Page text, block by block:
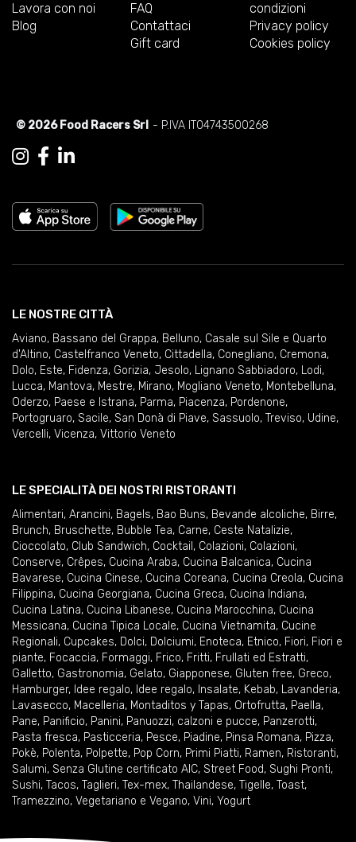
Lavora con noi
Blog
FAQ
Contattaci
Gift card
condizioni
Privacy policy
Cookies policy
© 2026 Food Racers Srl - P.IVA IT04743500268
LE NOSTRE CITTÀ
Aviano, Bassano del Grappa, Belluno, Casale sul Sile e Quarto
d'Altino, Castelfranco Veneto, Cittadella, Conegliano, Cremona,
Dolo, Este, Fidenza, Gorizia, Jesolo, Lignano Sabbiadoro, Lodi,
Lucca, Mantova, Mestre, Mirano, Mogliano Veneto, Montebelluna,
Oderzo, Paese e Istrana, Parma, Piacenza, Pordenone,
Portogruaro, Sacile, San Donà di Piave, Sassuolo, Treviso, Udine,
Vercelli, Vicenza, Vittorio Veneto
LE SPECIALITÀ DEI NOSTRI RISTORANTI
Alimentari, Arancini, Bagels, Bao Buns, Bevande alcoliche, Birre,
Brunch, Bruschette, Bubble Tea, Carne, Ceste Natalizie,
Cioccolato, Club Sandwich, Cocktail , Colazioni, Colazioni,
Conserve, Crêpes, Cucina Araba, Cucina Balcanica, Cucina
Bavarese, Cucina Cinese, Cucina Coreana, Cucina Creola, Cucina
Filippina, Cucina Georgiana, Cucina Greca, Cucina Indiana,
Cucina Latina, Cucina Libanese, Cucina Marocchina, Cucina
Messicana, Cucina Tipica Locale, Cucina Vietnamita, Cucine
Regionali, Cupcakes, Dolci, Dolciumi, Enoteca, Etnico, Fiori, Fiori e
piante, Focaccia, Formaggi, Frico, Fritti, Frullati ed Estratti,
Galletto, Gastronomia, Gelato, Giapponese, Gluten free, Greco,
Hamburger, Idee regalo, Idee regalo, Insalate, Kebab, Lavanderia,
Lavasecco, Macelleria, Montaditos y Tapas, Ortofrutta, Paella,
Pane, Panificio, Panini, Panuozzi, calzoni e pucce, Panzerotti,
Pasta fresca, Pasticceria, Pesce, Piadine, Pinsa Romana, Pizza,
Pokè, Polenta, Polpette, Pop Corn, Primi Piatti, Ramen, Ristoranti,
Salumi, Senza Glutine certificato AIC, Street Food, Sughi Pronti,
Sushi, Tacos, Taglieri, Tex-mex, Thailandese, Tigelle, Toast,
Tramezzino, Vegetariano e Vegano, Vini, Yogurt